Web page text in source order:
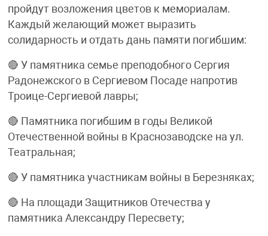
пройдут возложения цветов к мемориалам.
Каждый желающий может выразить
солидарность и отдать дань памяти погибшим:
🔴 У памятника семье преподобного Сергия
Радонежского в Сергиевом Посаде напротив
Троице-Сергиевой лавры;
🔴 Памятника погибшим в годы Великой
Отечественной войны в Краснозаводске на ул.
Театральная;
🔴 У памятника участникам войны в Березняках;
🔴 На площади Защитников Отечества у
памятника Александру Пересвету;